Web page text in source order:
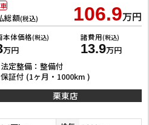
総額(税込) 106.9万円
本体価格(税込)
万円
諸費用(税込)
13.9万円
法定整備：整備付
保証付 (1ヶ月・1000km )
栗東店